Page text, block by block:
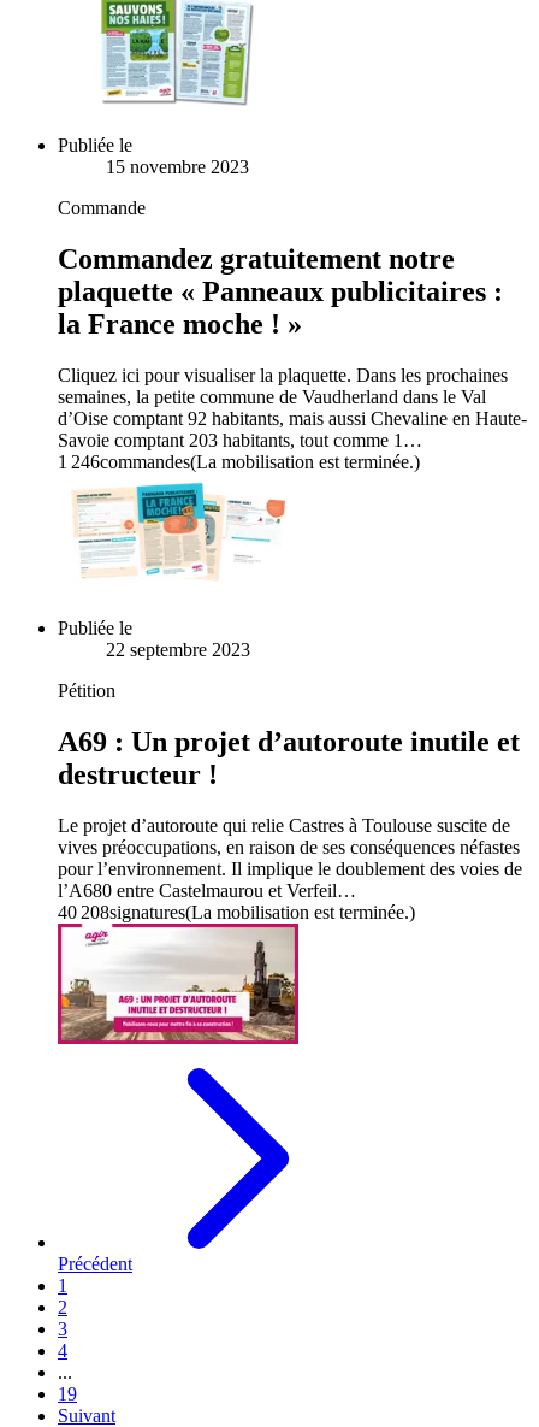
Publiée le
15 novembre 2023
Commande
Commandez gratuitement notre
plaquette « Panneaux publicitaires :
la France moche ! »
Cliquez ici pour visualiser la plaquette. Dans les prochaines
semaines, la petite commune de Vaudherland dans le Val
d’Oise comptant 92 habitants, mais aussi Chevaline en Haute-
Savoie comptant 203 habitants, tout comme 1…
1 246commandes(La mobilisation est terminée.)
Publiée le
22 septembre 2023
Pétition
A69 : Un projet d’autoroute inutile et
destructeur !
Le projet d’autoroute qui relie Castres à Toulouse suscite de
vives préoccupations, en raison de ses conséquences néfastes
pour l’environnement. Il implique le doublement des voies de
l’A680 entre Castelmaurou et Verfeil…
40 208signatures(La mobilisation est terminée.)
Précédent
1
2
3
4
...
19
Suivant